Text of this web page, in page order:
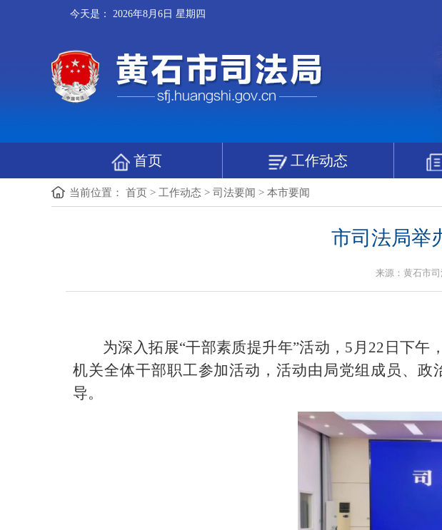
今天是： 2026年8月6日 星期四
首页 工作动态
当前位置： 首页 > 工作动态 > 司法要闻 > 本市要闻
市司法局举
来源：黄石市
为深入拓展“干部素质提升年”活动，5月22日下
机关全体干部职工参加活动，活动由局党组成员、
导。